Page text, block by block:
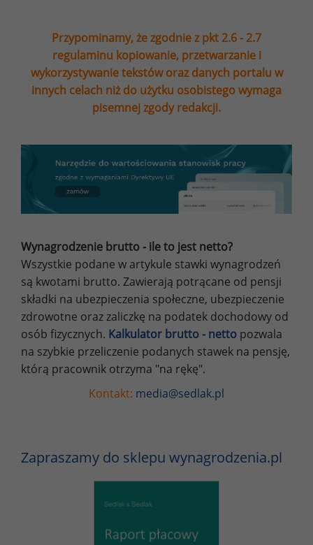
Przypominamy, że zgodnie z pkt 2.6 - 2.7
regulaminu kopiowanie, przetwarzanie i
wykorzystywanie tekstów oraz danych portalu w
innych celach niż do użytku osobistego wymaga
pisemnej zgody redakcji.
Wynagrodzenie brutto - ile to jest netto?
Wszystkie podane w artykule stawki wynagrodzeń
są kwotami brutto. Zawierają potrącane od pensji
składki na ubezpieczenia społeczne, ubezpieczenie
zdrowotne oraz zaliczkę na podatek dochodowy od
osób fizycznych. Kalkulator brutto - netto pozwala
na szybkie przeliczenie podanych stawek na pensję,
którą pracownik otrzyma "na rękę".
Kontakt: media@sedlak.pl
Zapraszamy do sklepu wynagrodzenia.pl